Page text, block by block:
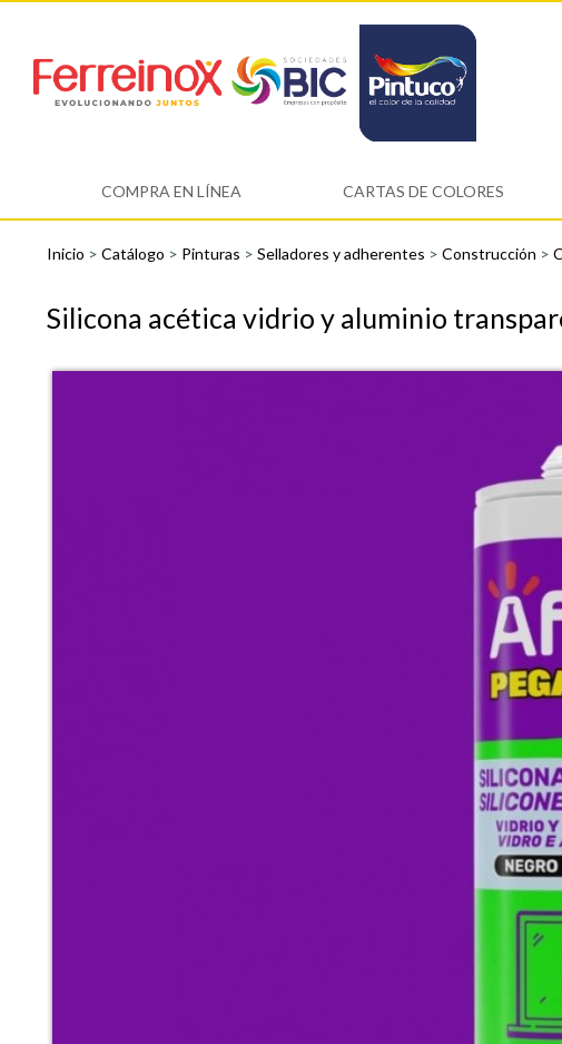
COMPRA EN LÍNEA CARTAS DE COLORES
Inicio > Catálogo > Pinturas > Selladores y adherentes > Construcción >
Silicona acética vidrio y aluminio